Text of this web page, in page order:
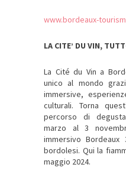
www.bordeaux-
LA CITE’ DU VIN,
La Cité du Vin a
unico al mondo
immersive,
culturali. Torna
percorso di
marzo al 3
immersivo
bordolesi. Qui la
maggio 2024.